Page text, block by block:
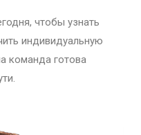
чтобы узнать
индивидуальную
команда готова